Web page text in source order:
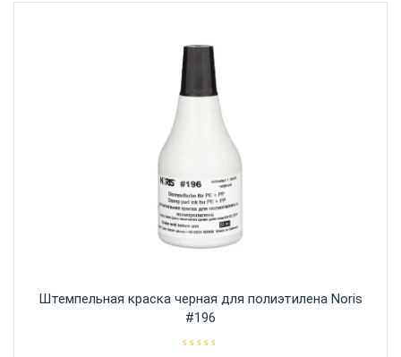
Штемпельная краска черная для полиэтилена Noris
#196